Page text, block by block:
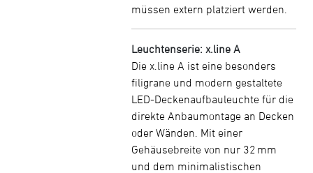
müssen extern platziert werden.
Leuchtenserie: x.line A
Die x.line A ist eine besonders
filigrane und modern gestaltete
LED-Deckenaufbauleuchte für die
direkte Anbaumontage an Decken
oder Wänden. Mit einer
Gehäusebreite von nur 32 mm
und dem minimalistischen